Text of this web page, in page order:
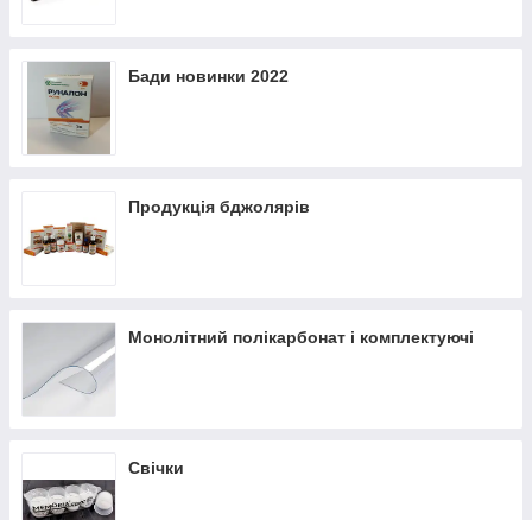
Бади новинки 2022
Продукція бджолярів
Монолітний полікарбонат і комплектуючі
Свічки